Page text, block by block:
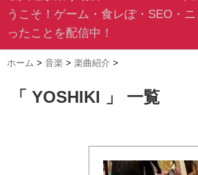
うこそ！ゲーム・食レぽ・SEO・
ったことを配信中！
ホーム > 音楽 > 楽曲紹介 >
「 YOSHIKI 」 一覧